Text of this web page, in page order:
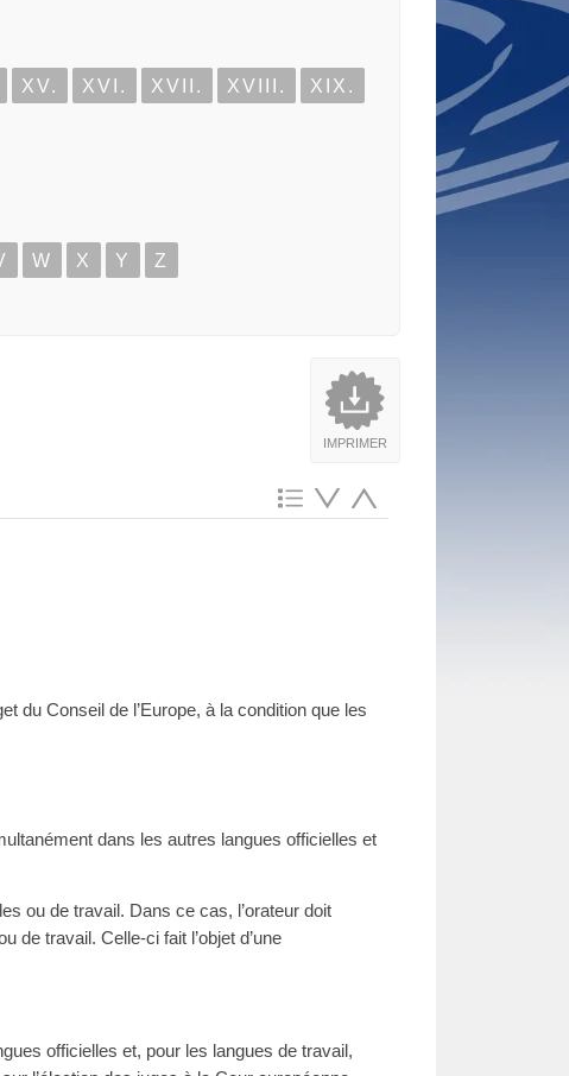
XV. XVI. XVII. XVIII.
XIX.
W X Y Z
IMPRIMER
du Conseil de l’Europe, à la condition que les
dans les autres langues officielles et
ou de travail. Dans ce cas, l’orateur doit
de travail. Celle-ci fait l’objet d’une
officielles et, pour les langues de travail,